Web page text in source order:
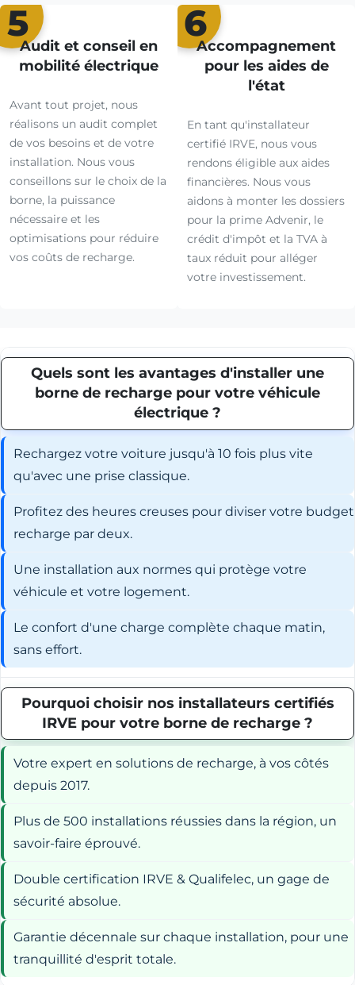
5
Audit et conseil en
mobilité électrique
Avant tout projet, nous
réalisons un audit complet
de vos besoins et de votre
installation. Nous vous
conseillons sur le choix de la
borne, la puissance
nécessaire et les
optimisations pour réduire
vos coûts de recharge.
6
Accompagnement
pour les aides de
l'état
En tant qu'installateur
certifié IRVE, nous vous
rendons éligible aux aides
financières. Nous vous
aidons à monter les dossiers
pour la prime Advenir, le
crédit d'impôt et la TVA à
taux réduit pour alléger
votre investissement.
Quels sont les avantages d'installer une
borne de recharge pour votre véhicule
électrique ?
Rechargez votre voiture jusqu'à 10 fois plus vite
qu'avec une prise classique.
Profitez des heures creuses pour diviser votre budget
recharge par deux.
Une installation aux normes qui protège votre
véhicule et votre logement.
Le confort d'une charge complète chaque matin,
sans effort.
Pourquoi choisir nos installateurs certifiés
IRVE pour votre borne de recharge ?
Votre expert en solutions de recharge, à vos côtés
depuis 2017.
Plus de 500 installations réussies dans la région, un
savoir-faire éprouvé.
Double certification IRVE & Qualifelec, un gage de
sécurité absolue.
Garantie décennale sur chaque installation, pour une
tranquillité d'esprit totale.